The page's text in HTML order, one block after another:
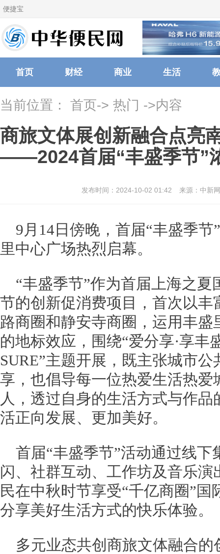
便捷宝
首页 财经 商业 生活
当前位置： 首页-> 热门 ->内容
商旅文体展创新融合点亮
——2024首届“丰盛季节”
发布时间：2024-10-02 01:42 来源：中新
9月14日傍晚，首届“丰盛季
里中心广场热烈启幕。
“丰盛季节”作为首届上海之
节的创新促消费项目，首次以
路商圈和静安寺商圈，运用丰
的地标效应，围绕“爱分享·享丰
SURE”主题开展，既主张城市
享，也倡导每一位热爱生活热爱
人，透过自身的生活方式与作
活正向发展、更加美好。
首届“丰盛季节”活动通过线
闪、社群互动、工作坊及音乐
民在中秋时节享受“千亿商圈”
分享美好生活方式的快乐体验。
多元业态共创商旅文体融合的